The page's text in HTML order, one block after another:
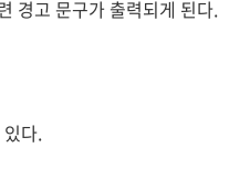
고 문구가 출력되게 된다.
다.